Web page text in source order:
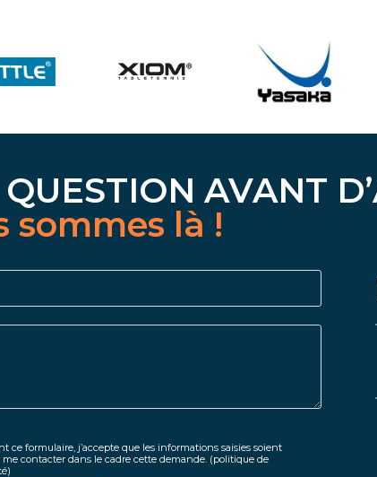
AVANT
sommes là !
ce formulaire, j’accepte que les informations saisies soient
me contacter dans le cadre cette demande. (politique de